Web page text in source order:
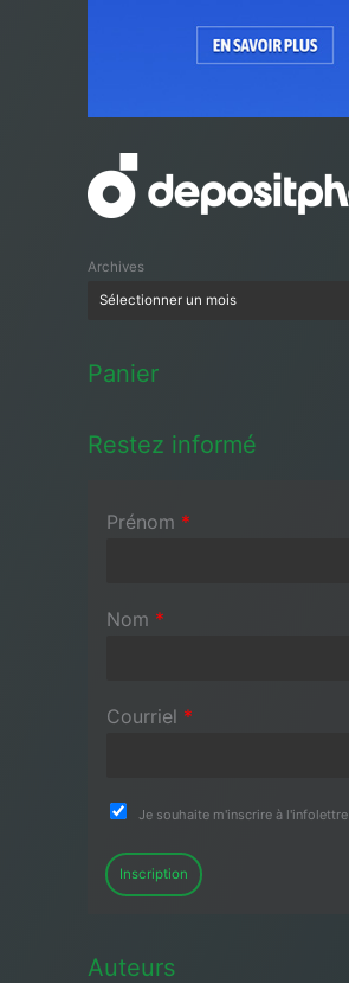
Archives
Panier
Restez informé
Prénom *
Nom *
Courriel *
Je souhaite m'inscrire à l'infolettre
Inscription
Auteurs